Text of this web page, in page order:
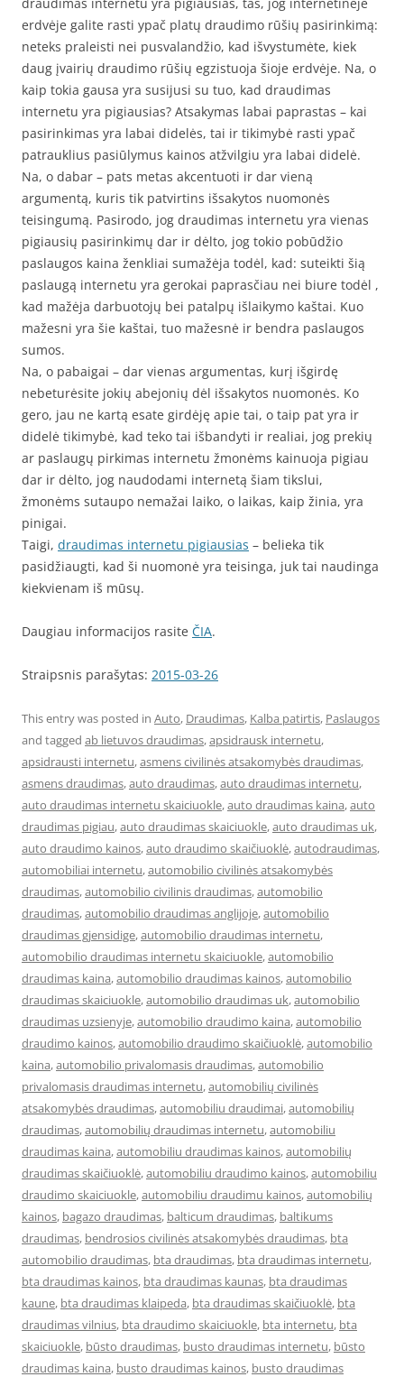
erdvėje galite rasti ypač platų draudimo rūšių pasirinkimą:
neteks praleisti nei pusvalandžio, kad išvystumėte, kiek
daug įvairių draudimo rūšių egzistuoja šioje erdvėje. Na, o
kaip tokia gausa yra susijusi su tuo, kad draudimas
internetu yra pigiausias? Atsakymas labai paprastas – kai
pasirinkimas yra labai didelės, tai ir tikimybė rasti ypač
patrauklius pasiūlymus kainos atžvilgiu yra labai didelė.
Na, o dabar – pats metas akcentuoti ir dar vieną
argumentą, kuris tik patvirtins išsakytos nuomonės
teisingumą. Pasirodo, jog draudimas internetu yra vienas
pigiausių pasirinkimų dar ir dėlto, jog tokio pobūdžio
paslaugos kaina ženkliai sumažėja todėl, kad: suteikti šią
paslaugą internetu yra gerokai paprasčiau nei biure todėl ,
kad mažėja darbuotojų bei patalpų išlaikymo kaštai. Kuo
mažesni yra šie kaštai, tuo mažesnė ir bendra paslaugos
sumos.
Na, o pabaigai – dar vienas argumentas, kurį išgirdę
nebeturėsite jokių abejonių dėl išsakytos nuomonės. Ko
gero, jau ne kartą esate girdėję apie tai, o taip pat yra ir
didelė tikimybė, kad teko tai išbandyti ir realiai, jog prekių
ar paslaugų pirkimas internetu žmonėms kainuoja pigiau
dar ir dėlto, jog naudodami internetą šiam tikslui,
žmonėms sutaupo nemažai laiko, o laikas, kaip žinia, yra
pinigai.
Taigi, draudimas internetu pigiausias – belieka tik
pasidžiaugti, kad ši nuomonė yra teisinga, juk tai naudinga
kiekvienam iš mūsų.
Daugiau informacijos rasite ČIA.
Straipsnis parašytas: 2015-03-26
This entry was posted in Auto, Draudimas, Kalba patirtis, Paslaugos
and tagged ab lietuvos draudimas,apsidrausk internetu,
apsidrausti internetu,asmens civilinės atsakomybės draudimas,
asmens draudimas,auto draudimas,auto draudimas internetu,
auto draudimas internetu skaiciuokle,auto draudimas kaina,auto
draudimas pigiau,auto draudimas skaiciuokle,auto draudimas uk,
auto draudimo kainos,auto draudimo skaičiuoklė,autodraudimas,
automobiliai internetu,automobilio civilinės atsakomybės
draudimas,automobilio civilinis draudimas,automobilio
draudimas,automobilio draudimas anglijoje,automobilio
draudimas gjensidige,automobilio draudimas internetu,
automobilio draudimas internetu skaiciuokle,automobilio
draudimas kaina,automobilio draudimas kainos,automobilio
draudimas skaiciuokle,automobilio draudimas uk,automobilio
draudimas uzsienyje,automobilio draudimo kaina,automobilio
draudimo kainos,automobilio draudimo skaičiuoklė,automobilio
kaina,automobilio privalomasis draudimas,automobilio
privalomasis draudimas internetu,automobilių civilinės
atsakomybės draudimas,automobiliu draudimai,automobilių
draudimas,automobilių draudimas internetu,automobiliu
draudimas kaina,automobiliu draudimas kainos,automobilių
draudimas skaičiuoklė,automobiliu draudimo kainos,automobiliu
draudimo skaiciuokle,automobiliu draudimu kainos,automobilių
kainos, bagazo draudimas, balticum draudimas, baltikums
draudimas, bendrosios civilinės atsakomybės draudimas, bta
automobilio draudimas, bta draudimas, bta draudimas internetu,
bta draudimas kainos, bta draudimas kaunas, bta draudimas
kaune, bta draudimas klaipeda, bta draudimas skaičiuoklė, bta
draudimas vilnius, bta draudimo skaiciuokle, bta internetu, bta
skaiciuokle, būsto draudimas, busto draudimas internetu, būsto
draudimas kaina, busto draudimas kainos, busto draudimas